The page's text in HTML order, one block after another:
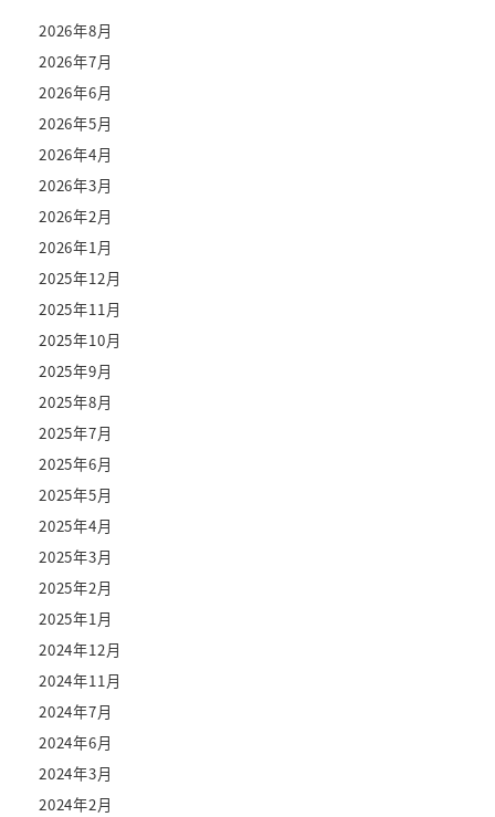
2026年8月
2026年7月
2026年6月
2026年5月
2026年4月
2026年3月
2026年2月
2026年1月
2025年12月
2025年11月
2025年10月
2025年9月
2025年8月
2025年7月
2025年6月
2025年5月
2025年4月
2025年3月
2025年2月
2025年1月
2024年12月
2024年11月
2024年7月
2024年6月
2024年3月
2024年2月